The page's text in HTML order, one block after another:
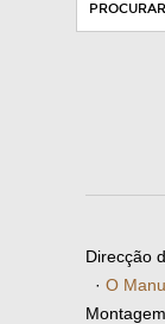
PROCURAR
Direcção
· O
Montagem